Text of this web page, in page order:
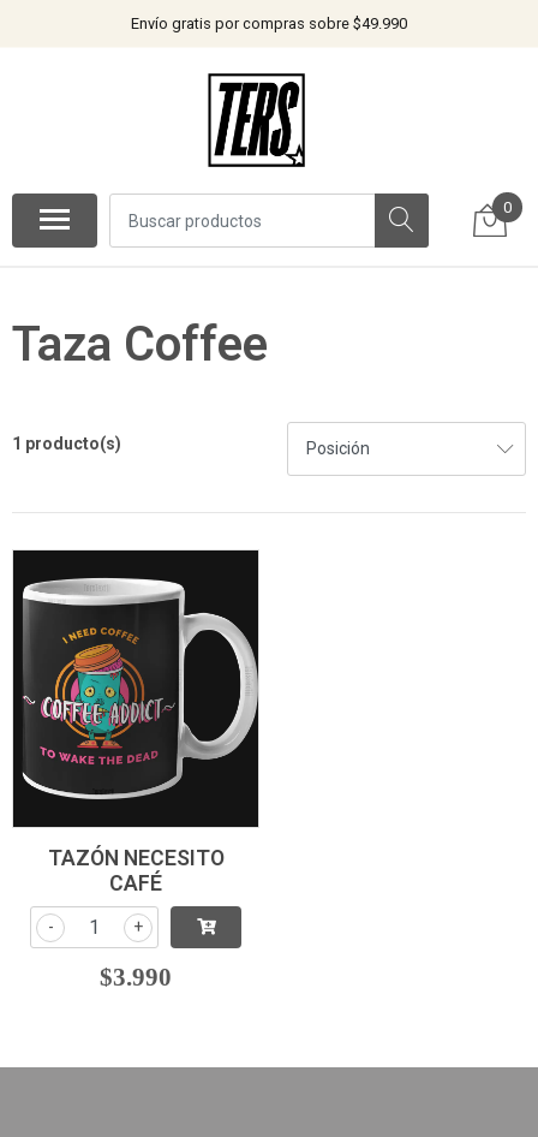
Envío gratis por compras sobre $49.990
0
Taza Coffee
1 producto(s)
TAZÓN NECESITO
CAFÉ
+
-
$3.990